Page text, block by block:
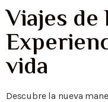
Viajes de
vida
Descubre la nueva